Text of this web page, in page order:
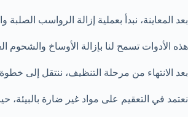
بعد المعاينة، نبدأ بعملية إزالة الرواسب
هذه الأدوات تسمح لنا بإزالة الأوساخ والشحوم
بعد الانتهاء من مرحلة التنظيف، ننتقل إلى
نعتمد في التعقيم على مواد غير ضارة